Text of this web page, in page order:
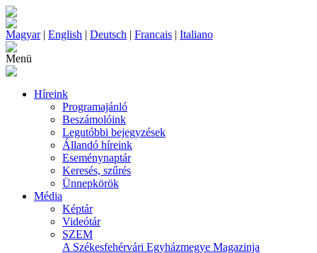
Magyar| English | Deutsch | Francais | Italiano
Menü
Híreink
Programajánló
Beszámolóink
Legutóbbi bejegyzések
Állandó híreink
Eseménynaptár
Keresés, szűrés
Ünnepkörök
Média
Képtár
Videótár
SZEM
A Székesfehérvári Egyházmegye Magazinja